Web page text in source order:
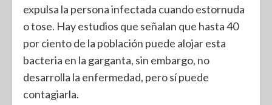
expulsa la persona infectada cuando estornuda
o tose. Hay estudios que señalan que hasta 40
por ciento de la población puede alojar esta
bacteria en la garganta, sin embargo, no
desarrolla la enfermedad, pero sí puede
contagiarla.